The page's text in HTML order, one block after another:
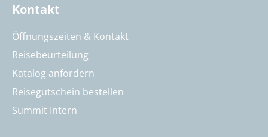
Kontakt
Öffnungszeiten & Kontakt
Reisebeurteilung
Katalog anfordern
Reisegutschein bestellen
Summit Intern